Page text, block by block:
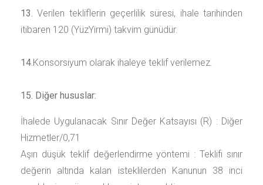
13. Verilen tekliflerin geçerlilik süresi, ihale tarihinden
itibaren 120 (YüzYirmi) takvim günüdür.
14.Konsorsiyum olarak ihaleye teklif verilemez.
15. Diğer hususlar:
İhalede Uygulanacak Sınır Değer Katsayısı (R) : Diğer
Hizmetler/0,71
Aşırı düşük teklif değerlendirme yöntemi : Teklifi sınır
değerin altında kalan isteklilerden Kanunun 38 inci